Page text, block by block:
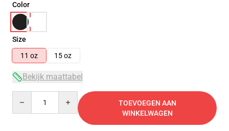
Color
Size
11 oz
15 oz
Bekijk maattabel
TOEVOEGEN AAN
WINKELWAGEN